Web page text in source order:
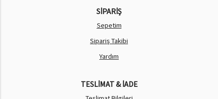
SİPARİŞ
Sepetim
Sipariş Takibi
Yardım
TESLİMAT & İADE